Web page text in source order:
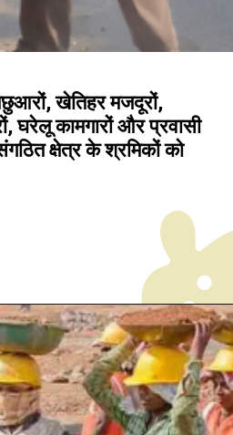
खेतिहर मजदूरों,
घरेलू कामगारों और प्रवासी
क्षेत्र के श्रमिकों को